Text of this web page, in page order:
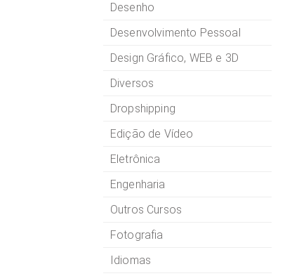
Desenho
Desenvolvimento Pessoal
Design Gráfico, WEB e 3D
Diversos
Dropshipping
Edição de Vídeo
Eletrônica
Engenharia
Outros Cursos
Fotografia
Idiomas